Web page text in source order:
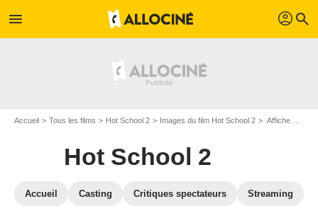
menu profil search
Accueil Tous les films Hot School 2 Images du film Hot School 2 Affiche du film Hot School 2 - Photo 1
Hot School 2
Accueil Casting Critiques spectateurs Streaming